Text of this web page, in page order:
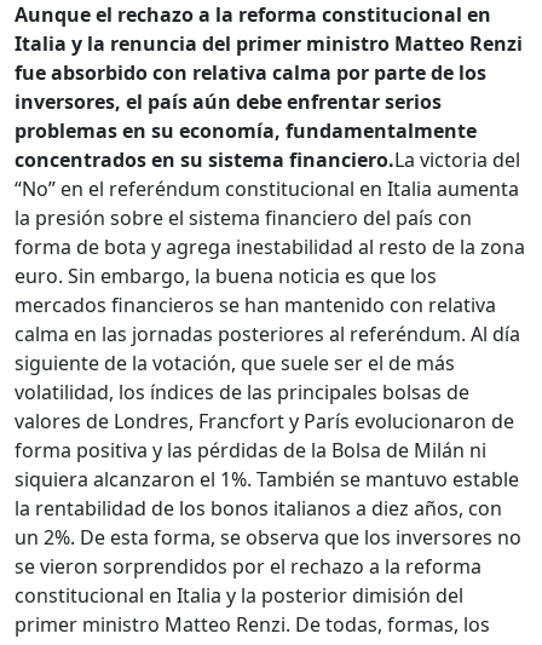
Aunque el rechazo a la reforma constitucional en
Italia y la renuncia del primer ministro Matteo Renzi
fue absorbido con relativa calma por parte de los
inversores, el país aún debe enfrentar serios
problemas en su economía, fundamentalmente
concentrados en su sistema financiero.La victoria del
“No” en el referéndum constitucional en Italia aumenta
la presión sobre el sistema financiero del país con
forma de bota y agrega inestabilidad al resto de la zona
euro. Sin embargo, la buena noticia es que los
mercados financieros se han mantenido con relativa
calma en las jornadas posteriores al referéndum. Al día
siguiente de la votación, que suele ser el de más
volatilidad, los índices de las principales bolsas de
valores de Londres, Francfort y París evolucionaron de
forma positiva y las pérdidas de la Bolsa de Milán ni
siquiera alcanzaron el 1%. También se mantuvo estable
la rentabilidad de los bonos italianos a diez años, con
un 2%. De esta forma, se observa que los inversores no
se vieron sorprendidos por el rechazo a la reforma
constitucional en Italia y la posterior dimisión del
primer ministro Matteo Renzi. De todas, formas, los